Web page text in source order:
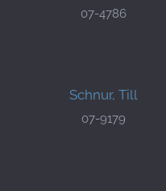
07-4786
Schnur, Till
07-9179